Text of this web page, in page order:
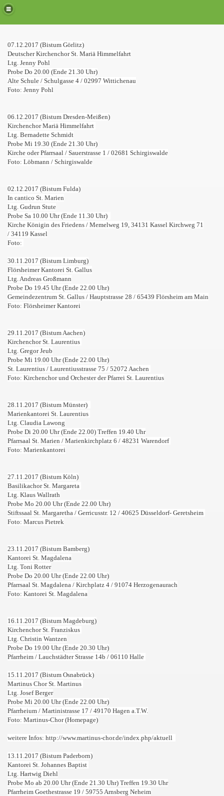
07.12.2017 (Bistum Görlitz)
Deutscher Kirchenchor St. Mariä Himmelfahrt
Ltg. Jenny Pohl
Probe Do 20.00 (Ende 21.30 Uhr)
Alte Schule / Schulgasse 4 / 02997 Wittichenau
Foto: Jenny Pohl
06.12.2017 (Bistum Dresden-Meißen)
Kirchenchor Mariä Himmelfahrt
Ltg. Bernadette Schmidt
Probe Mi 19.30 (Ende 21.30 Uhr)
Kirche oder Pfarrsaal / Sauerstrasse 1 / 02681 Schirgiswalde
Foto: Löbmann / Schirgiswalde
02.12.2017 (Bistum Fulda)
In cantico St. Marien
Ltg. Gudrun Stute
Probe Sa 10.00 Uhr (Ende 11.30 Uhr)
Kirche Königin des Friedens / Memelweg 19, 34131 Kassel Kirchweg 71
/ 34119 Kassel
Foto:
30.11.2017 (Bistum Limburg)
Flörsheimer Kantorei St. Gallus
Ltg. Andreas Großmann
Probe Do 19.45 Uhr (Ende 22.00 Uhr)
Gemeindezentrum St. Gallus / Hauptstrasse 28 / 65439 Flörsheim am Main
Foto: Flörsheimer Kantorei
29.11.2017 (Bistum Aachen)
Kirchenchor St. Laurentius
Ltg. Gregor Jeub
Probe Mi 19.00 Uhr (Ende 22.00 Uhr)
St. Laurentius / Laurentiusstrasse 75 / 52072 Aachen
Foto: Kirchenchor und Orchester der Pfarrei St. Laurentius
28.11.2017 (Bistum Münster)
Marienkantorei St. Laurentius
Ltg. Claudia Lawong
Probe Di 20.00 Uhr (Ende 22.00) Treffen 19.40 Uhr
Pfarrsaal St. Marien / Marienkirchplatz 6 / 48231 Warendorf
Foto: Marienkantorei
27.11.2017 (Bistum Köln)
Basilikachor St. Margareta
Ltg. Klaus Wallrath
Probe Mo 20.00 Uhr (Ende 22.00 Uhr)
Stiftssaal St. Margaretha / Gerricusstr. 12 / 40625 Düsseldorf- Geretsheim
Foto: Marcus Pietrek
23.11.2017 (Bistum Bamberg)
Kantorei St. Magdalena
Ltg. Toni Rotter
Probe Do 20.00 Uhr (Ende 22.00 Uhr)
Pfarrsaal St. Magdalena / Kirchplatz 4 / 91074 Herzogenaurach
Foto: Kantorei St. Magdalena
16.11.2017 (Bistum Magdeburg)
Kirchenchor St. Franziskus
Ltg. Christin Wantzen
Probe Do 19.00 Uhr (Ende 20.30 Uhr)
Pfarrheim / Lauchstädter Strasse 14b / 06110 Halle
15.11.2017 (Bistum Osnabrück)
Martinus Chor St. Martinus
Ltg. Josef Berger
Probe Mi 20.00 Uhr (Ende 22.00 Uhr)
Pfarrheium / Martinistrasse 17 / 49170 Hagen a.T.W.
Foto: Martinus-Chor (Homepage)
weitere Infos: http://www.martinus-chor.de/index.php/aktuell
13.11.2017 (Bistum Paderborn)
Kantorei St. Johannes Baptist
Ltg. Hartwig Diehl
Probe Mo ab 20.00 Uhr (Ende 21.30 Uhr) Treffen 19.30 Uhr
Pfarrheim Goethestrasse 19 / 59755 Arnsberg Neheim
HfKM